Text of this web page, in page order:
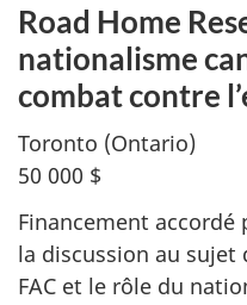
Road Home
nationalisme
combat contre
Toronto (Ontario)
50 000 $
Financement
la discussion au sujet
FAC et le rôle du